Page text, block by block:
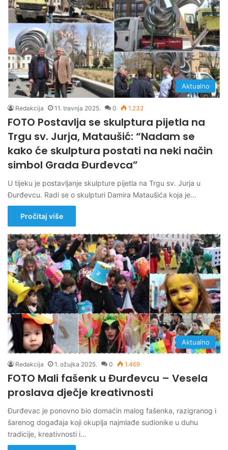
Aktualno
Redakcija 11. travnja 2025. 0 1.232
FOTO Postavlja se skulptura pijetla na
Trgu sv. Jurja, Mataušić: “Nadam se
kako će skulptura postati na neki način
simbol Grada Đurđevca”
U tijeku je postavljanje skulpture pijetla na Trgu sv. Jurja u
Đurđevcu. Radi se o skulpturi Damira Mataušića koja je…
Pročitaj više
Aktualno
Redakcija 1. ožujka 2025. 0 1.469
FOTO Mali fašenk u Đurđevcu – Vesela
proslava dječje kreativnosti
Đurđevac je ponovno bio domaćin malog fašenka, razigranog i
šarenog događaja koji okuplja najmlađe sudionike u duhu
tradicije, kreativnosti i…